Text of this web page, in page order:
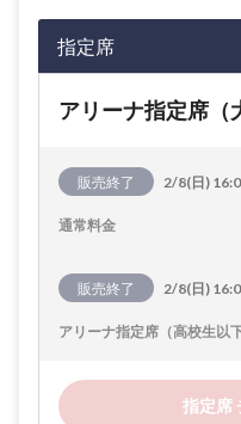
指定席
アリーナ指定席（
販売終了 2/8(日)
通常料金
販売終了 2/8(日)
アリーナ指定席（高校生以下
指定席